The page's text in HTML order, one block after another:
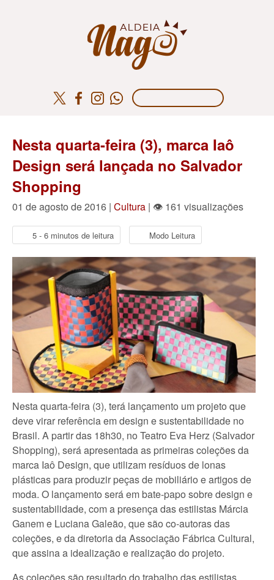
Nesta quarta-feira (3), marca Iaô
Design será lançada no Salvador
Shopping
01 de agosto de 2016 | Cultura | 👁 161 visualizações
5 - 6 minutos de leitura Modo Leitura
Nesta quarta-feira (3), terá lançamento um projeto que
deve virar referência em design e sustentabilidade no
Brasil. A partir das 18h30, no Teatro Eva Herz (Salvador
Shopping), será apresentada as primeiras coleções da
marca Iaô Design, que utilizam resíduos de lonas
plásticas para produzir peças de mobiliário e artigos de
moda. O lançamento será em bate-papo sobre design e
sustentabilidade, com a presença das estilistas Márcia
Ganem e Luciana Galeão, que são co-autoras das
coleções, e da diretoria da Associação Fábrica Cultural,
que assina a idealização e realização do projeto.